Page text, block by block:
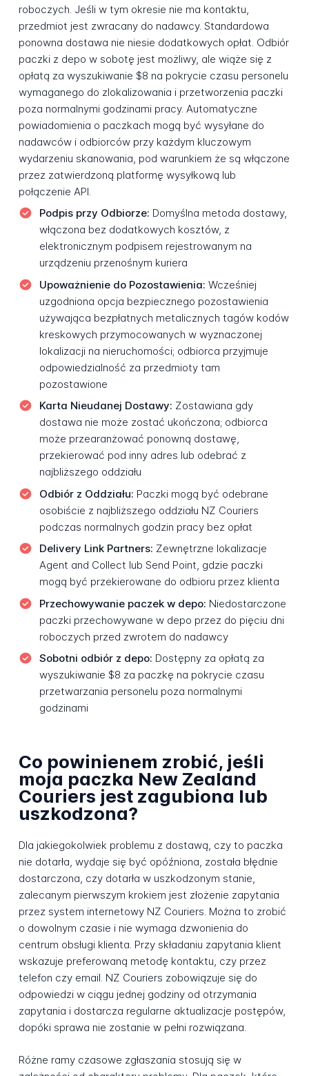
roboczych. Jeśli w tym okresie nie ma kontaktu,
przedmiot jest zwracany do nadawcy. Standardowa
ponowna dostawa nie niesie dodatkowych opłat. Odbiór
paczki z depo w sobotę jest możliwy, ale wiąże się z
opłatą za wyszukiwanie $8 na pokrycie czasu personelu
wymaganego do zlokalizowania i przetworzenia paczki
poza normalnymi godzinami pracy. Automatyczne
powiadomienia o paczkach mogą być wysyłane do
nadawców i odbiorców przy każdym kluczowym
wydarzeniu skanowania, pod warunkiem że są włączone
przez zatwierdzoną platformę wysyłkową lub
połączenie API.
Podpis przy Odbiorze: Domyślna metoda dostawy,
włączona bez dodatkowych kosztów, z
elektronicznym podpisem rejestrowanym na
urządzeniu przenośnym kuriera
Upoważnienie do Pozostawienia: Wcześniej
uzgodniona opcja bezpiecznego pozostawienia
używająca bezpłatnych metalicznych tagów kodów
kreskowych przymocowanych w wyznaczonej
lokalizacji na nieruchomości; odbiorca przyjmuje
odpowiedzialność za przedmioty tam
pozostawione
Karta Nieudanej Dostawy: Zostawiana gdy
dostawa nie może zostać ukończona; odbiorca
może przearanżować ponowną dostawę,
przekierować pod inny adres lub odebrać z
najbliższego oddziału
Odbiór z Oddziału: Paczki mogą być odebrane
osobiście z najbliższego oddziału NZ Couriers
podczas normalnych godzin pracy bez opłat
Delivery Link Partners: Zewnętrzne lokalizacje
Agent and Collect lub Send Point, gdzie paczki
mogą być przekierowane do odbioru przez klienta
Przechowywanie paczek w depo: Niedostarczone
paczki przechowywane w depo przez do pięciu dni
roboczych przed zwrotem do nadawcy
Sobotni odbiór z depo: Dostępny za opłatą za
wyszukiwanie $8 za paczkę na pokrycie czasu
przetwarzania personelu poza normalnymi
godzinami
Co powinienem zrobić, jeśli
moja paczka New Zealand
Couriers jest zagubiona lub
uszkodzona?
Dla jakiegokolwiek problemu z dostawą, czy to paczka
nie dotarła, wydaje się być opóźniona, została błędnie
dostarczona, czy dotarła w uszkodzonym stanie,
zalecanym pierwszym krokiem jest złożenie zapytania
przez system internetowy NZ Couriers. Można to zrobić
o dowolnym czasie i nie wymaga dzwonienia do
centrum obsługi klienta. Przy składaniu zapytania klient
wskazuje preferowaną metodę kontaktu, czy przez
telefon czy email. NZ Couriers zobowiązuje się do
odpowiedzi w ciągu jednej godziny od otrzymania
zapytania i dostarcza regularne aktualizacje postępów,
dopóki sprawa nie zostanie w pełni rozwiązana.
Różne ramy czasowe zgłaszania stosują się w